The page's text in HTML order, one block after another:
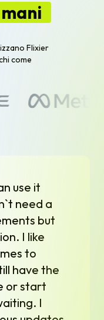
Flixier
come
use it
need a
but
I like
to
have the
or start
I